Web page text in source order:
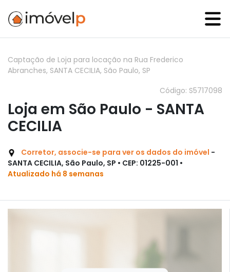
Captação de Loja para locação na Rua Frederico
Abranches, SANTA CECILIA, São Paulo, SP
Código: S5717098
Loja em São Paulo - SANTA
CECILIA
Corretor, associe-se para ver os dados do imóvel -
SANTA CECILIA, São Paulo, SP • CEP: 01225-001 •
Atualizado há 8 semanas